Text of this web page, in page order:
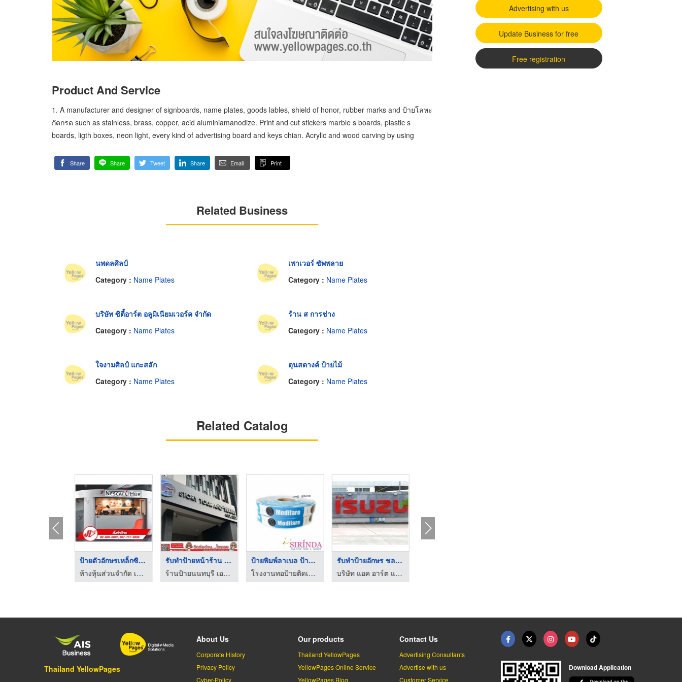
Product And Service
1. A manufacturer and designer of signboards, name plates, goods lables, shield of honor, rubber marks and ป้ายโลหะ
กัดกรด such as stainless, brass, copper, acid aluminiamanodize. Print and cut stickers marble s boards, plastic s
boards, ligth boxes, neon light, every kind of advertising board and keys chian. Acrylic and wood carving by using
Share Share Tweet Share Email Print
Related Business
นพดลศิลป์
Category : Name Plates
เพาเวอร์ ซัพพลาย
Category : Name Plates
บริษัท ซิตี้อาร์ต อลูมิเนียมเวอร์ค จำกัด
Category : Name Plates
ร้าน ส การช่าง
Category : Name Plates
ใจงามศิลป์ แกะสลัก
Category : Name Plates
ตุนสตางค์ ป้ายไม้
Category : Name Plates
Related Catalog
ป้ายตัวอักษรเหล็กซิง ...
ห้างหุ้นส่วนจำกัด เจ วี อาร์ต
รับทำป้ายหน้าร้าน ป้ ...
ร้านป้ายนนทบุรี เอซายน์ กราฟฟิก
ป้ายพิมพ์ลาเบล ป้ายพ ...
โรงงานทอป้ายติดเสื้อ ป้ายลาเบล พี เอส เอ คอร์ปอเรชั่น
รับทำป้ายอักษร ชลบุร ...
บริษัท แอค อาร์ต แอดเวอร์ไทซิ่ง จำกัด
Advertising with us
Update Business for free
Free registration
Thailand YellowPages
About Us
Corporate History
Privacy Policy
Cyber-Policy
Our products
Thailand YellowPages
YellowPages Online Service
YellowPages Blog
Contact Us
Advertising Consultants
Advertise with us
Customer Service
Download Application